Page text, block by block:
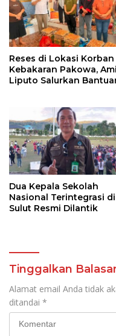
Reses di Lokasi Korban
Kebakaran Pakowa,
Liputo Salurkan
Dua Kepala Sekolah
Nasional Terintegrasi di
Sulut Resmi Dilantik
Tinggalkan
Alamat email Anda tidak
ditandai *